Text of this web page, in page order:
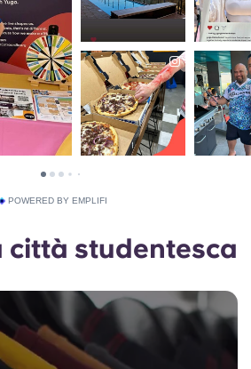
POWERED BY EMPLIFI
città studentesca